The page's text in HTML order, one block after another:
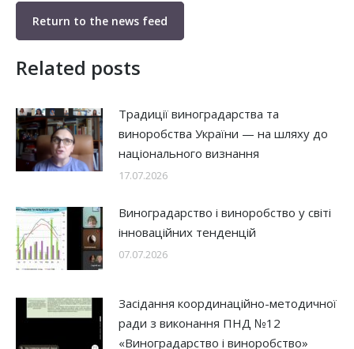
Return to the news feed
Related posts
Традиції виноградарства та
виноробства України — на шляху до
національного визнання
17.07.2026
Виноградарство і виноробство у світі
інноваційних тенденцій
07.07.2026
Засідання координаційно-методичної
ради з виконання ПНД №12
«Виноградарство і виноробство»